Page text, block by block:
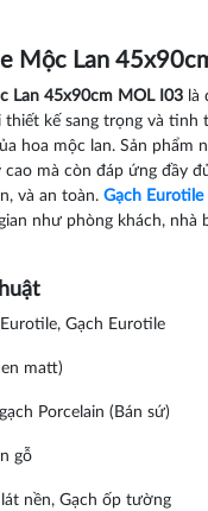
Mộc Lan
Lan 45x90cm MOL I03 là
kế sang trọng và tinh
hoa mộc lan. Sản phẩm
cao mà còn đáp ứng đầy
và an toàn. Gạch Eurotile
như phòng khách, nhà
Gạch Eurotile
matt)
Porcelain (Bán sứ)
gỗ
nền, Gạch ốp tường